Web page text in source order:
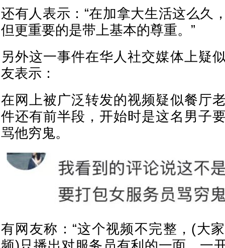
还有人表示：“在加拿大生活这么久
但更重要的是带上基本的尊重。”
另外这一事件在华人社交媒体上疑
友表示：
在网上被广泛转发的视频疑似餐厅
件还有前半段，开始时是这名男子
骂他穷鬼。
有网友称：“这个视频不完整，(大